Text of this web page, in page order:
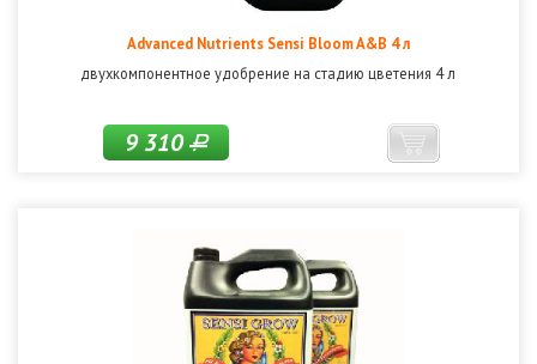
Advanced Nutrients Sensi Bloom A&B 4 л
двухкомпонентное удобрение на стадию цветения 4 л
9 310Р